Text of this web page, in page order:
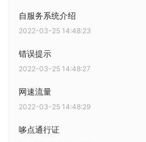
自服务系统介绍
2022-03-25 14:48:23
错误提示
2022-03-25 14:48:27
网速流量
2022-03-25 14:48:29
哆点通行证